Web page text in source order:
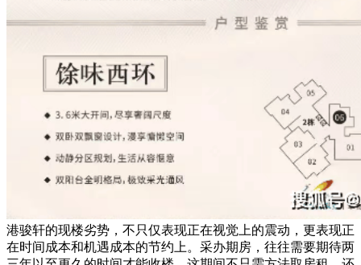
港骏轩的现楼劣势，不只仅表现正在视觉上的震动，更表现正
在时间成本和机遇成本的节约上。采办期房，往往需要期待两